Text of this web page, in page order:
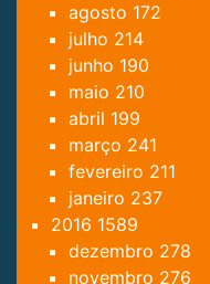
agosto 172
julho 214
junho 190
maio 210
abril 199
março 241
fevereiro 211
janeiro 237
2016 1589
dezembro 278
novembro 276